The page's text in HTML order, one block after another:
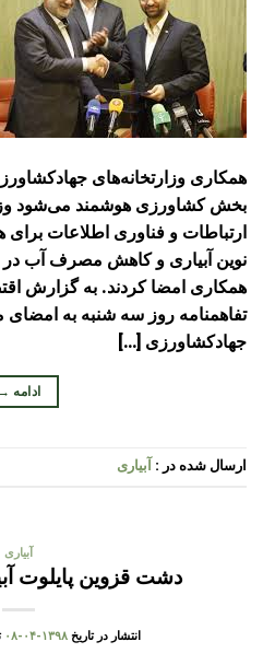
همکاری وزارتخانه‌های
بخش کشاورزی هوشمند می‌شود
ارتباطات و فناوری اطلاعات
نوین آبیاری و کاهش مصرف آب
همکاری امضا کردند. به گزارش
تفاهمنامه روز سه شنبه به امضای
جهادکشاورزی […]
ادامه →
ارسال شده در : آبیاری
آبیاری
دشت قزوین پایلوت
انتشار در تاریخ ۱۳۹۸-۰۴-۰۸